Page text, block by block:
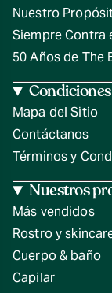
Nuestro
Siempre Contra
50 Años de The
Mapa del Sitio
Contáctanos
Términos y
Nuestros
Más vendidos
Rostro y
Cuerpo & baño
Capilar